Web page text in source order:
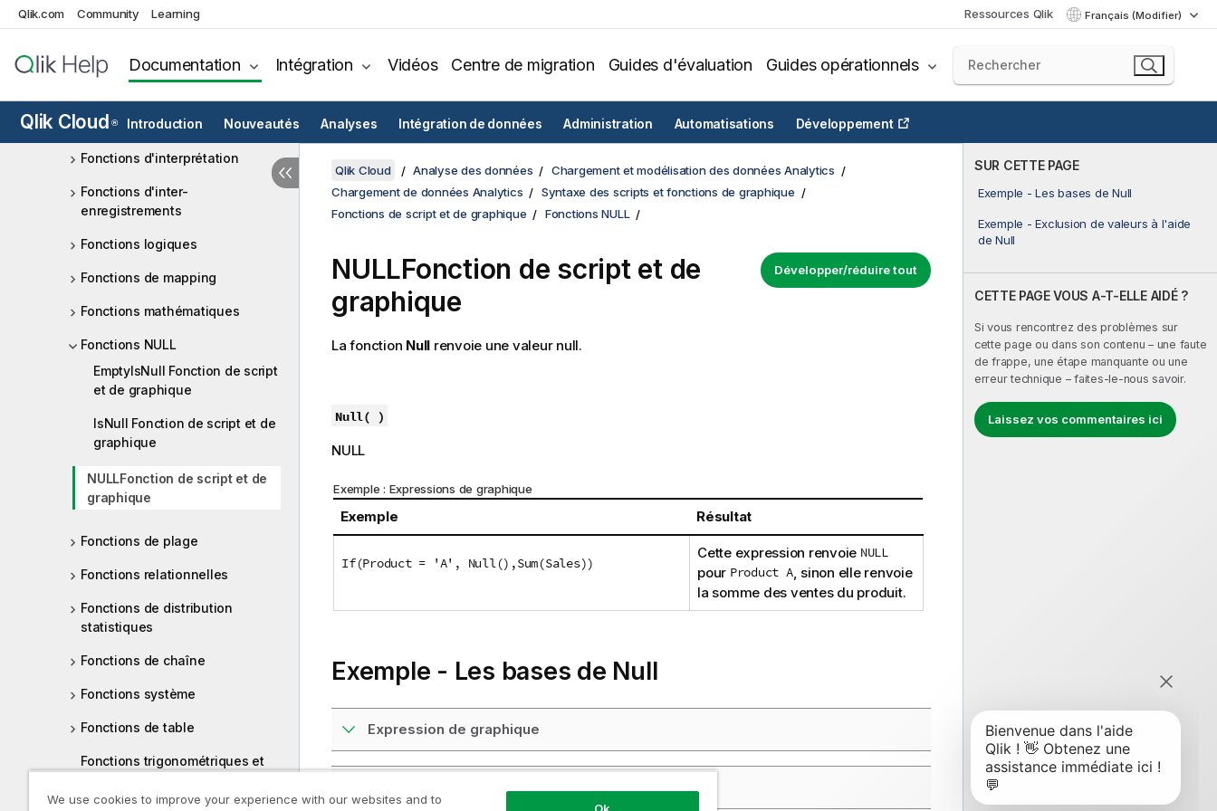
Qlik.com Community Learning Ressources Qlik Français (Modifier)
Documentation Intégration Vidéos Centre de migration Guides d'évaluation Guides opérationnels
Qlik Cloud ® Introduction Nouveautés Analyses Intégration de données Administration Automatisations Développement
Fonctions numériques
Fonctions géospatiales
Fonctions d'interprétation
Fonctions d'inter-
enregistrements
Fonctions logiques
Fonctions de mapping
Fonctions mathématiques
Fonctions NULL
EmptyIsNull Fonction de script
et de graphique
IsNull Fonction de script et de
graphique
NULLFonction de script et de
graphique
Fonctions de plage
Fonctions relationnelles
Fonctions de distribution
statistiques
Fonctions de chaîne
Fonctions système
Fonctions de table
Fonctions trigonométriques et
SUR CETTE PAGE
Exemple - Les bases de Null
Exemple - Exclusion de valeurs à l'aide
de Null
CETTE PAGE VOUS A-T-ELLE AIDÉ ?
Si vous rencontrez des problèmes sur
cette page ou dans son contenu – une faute
de frappe, une étape manquante ou une
erreur technique – faites-le-nous savoir.
Laissez vos commentaires ici
Qlik Cloud Analyse des données
Chargement et modélisation des données Analytics
Chargement de données Analytics
Syntaxe des scripts et fonctions de graphique
Fonctions de script et de graphique
Fonctions NULL
Développer/réduire tout
NULLFonction de script et de
graphique
La fonction Null renvoie une valeur null.
Null( )
NULL
Exemple : Expressions de graphique
Exemple Résultat
If(Product = 'A', Null(),Sum(Sales))
Cette expression renvoie NULL
pour Product A, sinon elle renvoie
la somme des ventes du produit.
Exemple - Les bases de Null
Expression de graphique
We use cookies to improve your experience with our websites and to